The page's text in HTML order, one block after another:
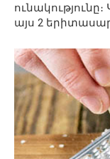
այս 2